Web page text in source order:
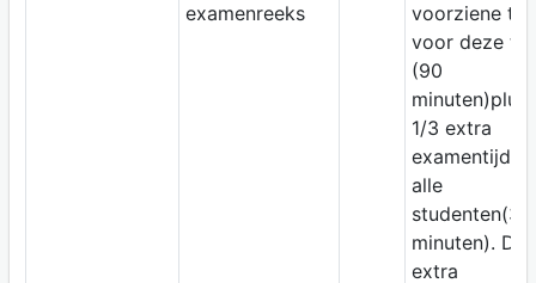
examenreeks
voorziene tijd
voor deze
(90
minuten)plus
1/3 extra
examentijd
alle
studenten(30
minuten). De
extra